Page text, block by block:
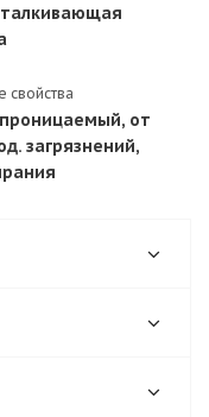
свойства
от
загрязнений,